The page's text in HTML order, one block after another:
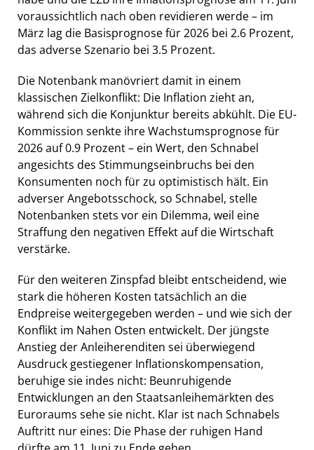
voraussichtlich nach oben revidieren werde – im
März lag die Basisprognose für 2026 bei 2.6 Prozent,
das adverse Szenario bei 3.5 Prozent.
Die Notenbank manövriert damit in einem
klassischen Zielkonflikt: Die Inflation zieht an,
während sich die Konjunktur bereits abkühlt. Die EU-
Kommission senkte ihre Wachstumsprognose für
2026 auf 0.9 Prozent – ein Wert, den Schnabel
angesichts des Stimmungseinbruchs bei den
Konsumenten noch für zu optimistisch hält. Ein
adverser Angebotsschock, so Schnabel, stelle
Notenbanken stets vor ein Dilemma, weil eine
Straffung den negativen Effekt auf die Wirtschaft
verstärke.
Für den weiteren Zinspfad bleibt entscheidend, wie
stark die höheren Kosten tatsächlich an die
Endpreise weitergegeben werden – und wie sich der
Konflikt im Nahen Osten entwickelt. Der jüngste
Anstieg der Anleiherenditen sei überwiegend
Ausdruck gestiegener Inflationskompensation,
beruhige sie indes nicht: Beunruhigende
Entwicklungen an den Staatsanleihemärkten des
Euroraums sehe sie nicht. Klar ist nach Schnabels
Auftritt nur eines: Die Phase der ruhigen Hand